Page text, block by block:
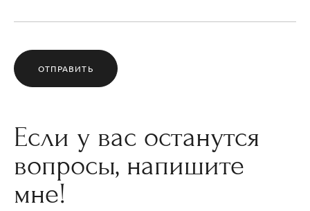
ОТПРАВИТЬ
Если у вас останутся
вопросы, напишите
мне!